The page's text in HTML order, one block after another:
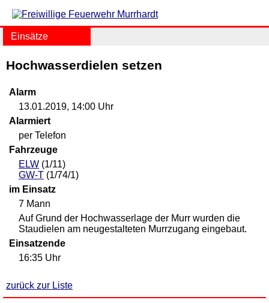
Einsätze
Hochwasserdielen setzen
Alarm
13.01.2019, 14:00 Uhr
Alarmiert
per Telefon
Fahrzeuge
ELW (1/11)
GW-T (1/74/1)
im Einsatz
7 Mann
Auf Grund der Hochwasserlage der Murr wurden die
Staudielen am neugestalteten Murrzugang eingebaut.
Einsatzende
16:35 Uhr
zurück zur Liste